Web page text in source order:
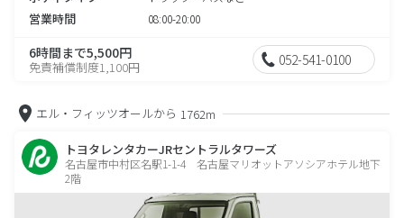
営業時間 08:00-20:00
6時間まで5,500円
免責補償制度1,100円 052-541-0100
エル・フィッツオールから 1762m
トヨタレンタカーJRセントラルタワーズ
名古屋市中村区名駅1-1-4 名古屋マリオットアソシアホテル地下
2階